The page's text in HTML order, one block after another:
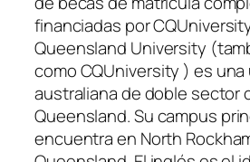
financiadas por
Queensland University
como CQUniversity ) es
australiana de doble sector
Queensland. Su campus
encuentra en North